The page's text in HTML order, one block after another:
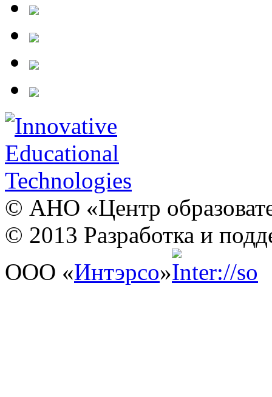
© АНО «Центр
© 2013 Разработка и
ООО «Интэрсо»